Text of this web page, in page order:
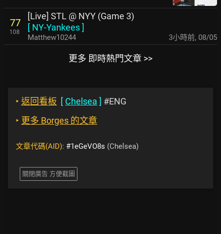
77
108
[Live] STL @ NYY (Game 3)
[ NY-Yankees]
Matthew10244 3小時前, 08/05
更多 即時熱門文章 >>
‣ 返回看板 [ Chelsea ] #ENG
‣ 更多 Borges 的文章
文章代碼(AID): #1eGeVO8s (Chelsea)
關閉廣告 方便截圖